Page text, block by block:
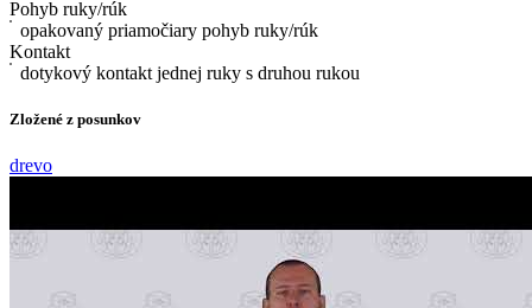
Pohyb ruky/rúk
opakovaný priamočiary pohyb ruky/rúk
Kontakt
dotykový kontakt jednej ruky s druhou rukou
Zložené z posunkov
drevo